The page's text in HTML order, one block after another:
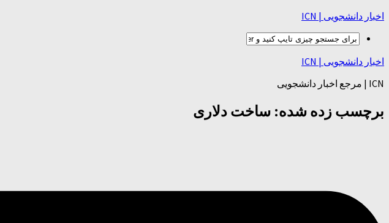
اخبار دانشجویی | ICN
اخبار دانشجویی | ICN
ICN | مرجع اخبار دانشجویی
برچسب زده شده: ساخت دلاری